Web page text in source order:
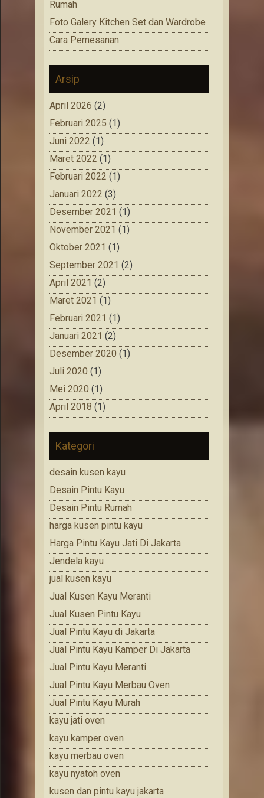
Rumah
Foto Galery Kitchen Set dan Wardrobe
Cara Pemesanan
Arsip
April 2026 (2)
Februari 2025 (1)
Juni 2022 (1)
Maret 2022 (1)
Februari 2022 (1)
Januari 2022 (3)
Desember 2021 (1)
November 2021 (1)
Oktober 2021 (1)
September 2021 (2)
April 2021 (2)
Maret 2021 (1)
Februari 2021 (1)
Januari 2021 (2)
Desember 2020 (1)
Juli 2020 (1)
Mei 2020 (1)
April 2018 (1)
Kategori
desain kusen kayu
Desain Pintu Kayu
Desain Pintu Rumah
harga kusen pintu kayu
Harga Pintu Kayu Jati Di Jakarta
Jendela kayu
jual kusen kayu
Jual Kusen Kayu Meranti
Jual Kusen Pintu Kayu
Jual Pintu Kayu di Jakarta
Jual Pintu Kayu Kamper Di Jakarta
Jual Pintu Kayu Meranti
Jual Pintu Kayu Merbau Oven
Jual Pintu Kayu Murah
kayu jati oven
kayu kamper oven
kayu merbau oven
kayu nyatoh oven
kusen dan pintu kayu jakarta